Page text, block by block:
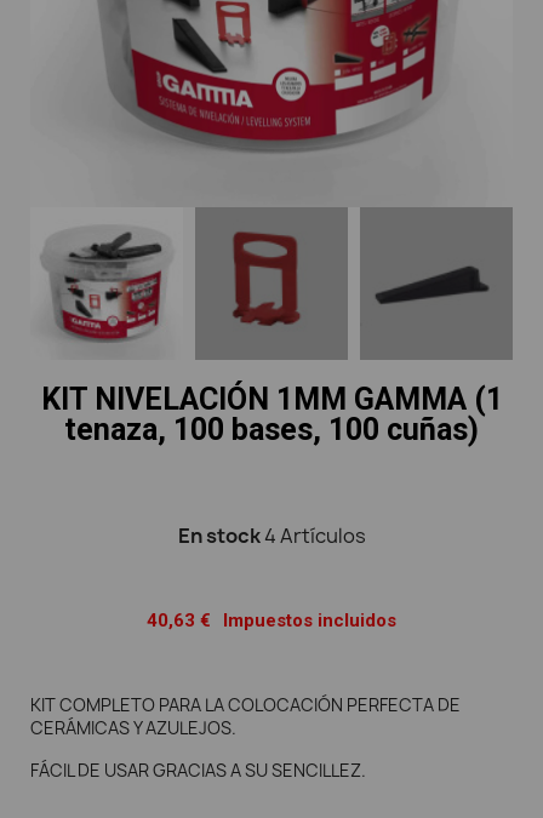
KIT NIVELACIÓN 1MM GAMMA (1
tenaza, 100 bases, 100 cuñas)
En stock 4 Artículos
40,63 € Impuestos incluidos
KIT COMPLETO PARA LA COLOCACIÓN PERFECTA DE
CERÁMICAS Y AZULEJOS.
FÁCIL DE USAR GRACIAS A SU SENCILLEZ.